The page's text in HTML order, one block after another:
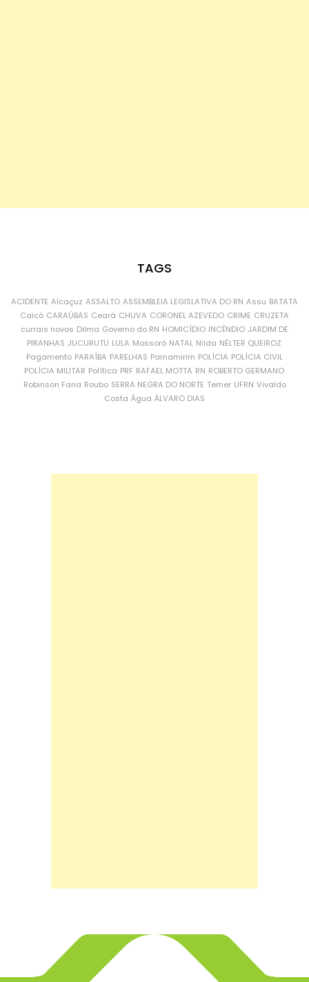
TAGS
ACIDENTE Alcaçuz ASSALTO ASSEMBLEIA LEGISLATIVA DO RN Assu BATATA
Caicó CARAÚBAS Ceará CHUVA CORONEL AZEVEDO CRIME CRUZETA
currais novos Dilma Governo do RN HOMICÍDIO INCÊNDIO JARDIM DE
PIRANHAS JUCURUTU LULA Mossoró NATAL Nilda NÉLTER QUEIROZ
Pagamento PARAÍBA PARELHAS Parnamirim POLÍCIA POLÍCIA CIVIL
POLÍCIA MILITAR Política PRF RAFAEL MOTTA RN ROBERTO GERMANO
Robinson Faria Roubo SERRA NEGRA DO NORTE Temer UFRN Vivaldo
Costa Água ÁLVARO DIAS